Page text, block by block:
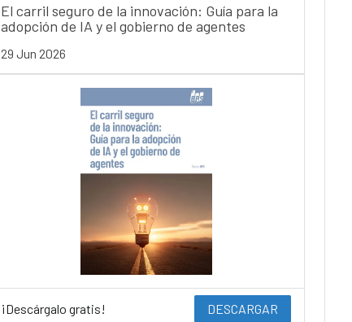
El carril seguro de la innovación: Guía para la
adopción de IA y el gobierno de agentes
29 Jun 2026
¡Descárgalo gratis! DESCARGAR